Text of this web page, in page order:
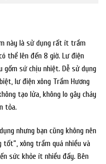
này là sử dụng rất ít trầm
thể lên đến 8 giờ. Lư điện
sứ chịu nhiệt. Dễ sử dụng
lư điện xông Trầm Hương
tạo lửa, không lo gây cháy
tỏa.
nhưng bạn cũng không nên
tốt”, xông trầm quá nhiều và
sức khỏe ít nhiều đấy. Bên